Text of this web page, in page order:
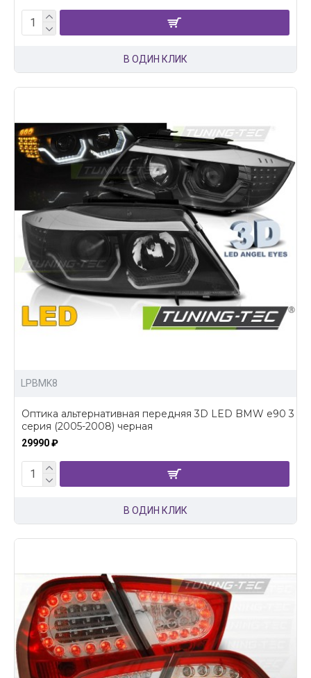
В ОДИН КЛИК
LPBMK8
Оптика альтернативная передняя 3D LED BMW e90 3
серия (2005-2008) черная
29990 ₽
В ОДИН КЛИК